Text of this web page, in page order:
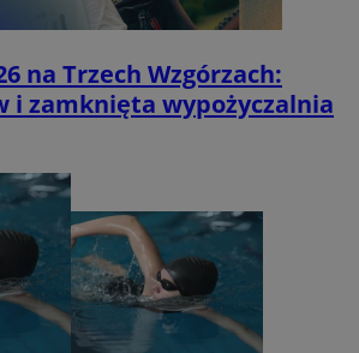
na Trzech Wzgórzach:
i zamknięta wypożyczalnia